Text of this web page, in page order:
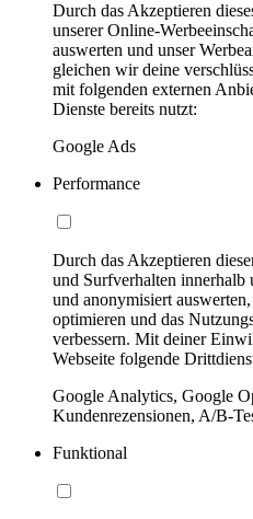
Durch das Akzeptieren
unserer Online-
auswerten und unser
gleichen wir deine
mit folgenden externen
Dienste bereits nutzt:
Google Ads
Performance
Durch das Akzeptieren
und Surfverhalten innerhalb
und anonymisiert
optimieren und das
verbessern. Mit deiner
Webseite folgende
Google Analytics, Google
Kundenrezensionen, A/B-
Funktional